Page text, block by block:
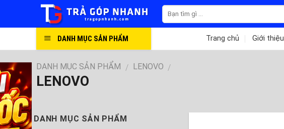
DANH MỤC SẢN PHẨM Trang chủ Giới thiệu
DANH MỤC SẢN PHẨM / LENOVO /
LENOVO
DANH MỤC SẢN PHẨM